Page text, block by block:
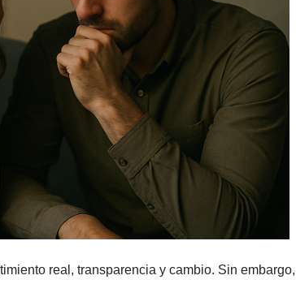
real, transparencia y cambio. Sin